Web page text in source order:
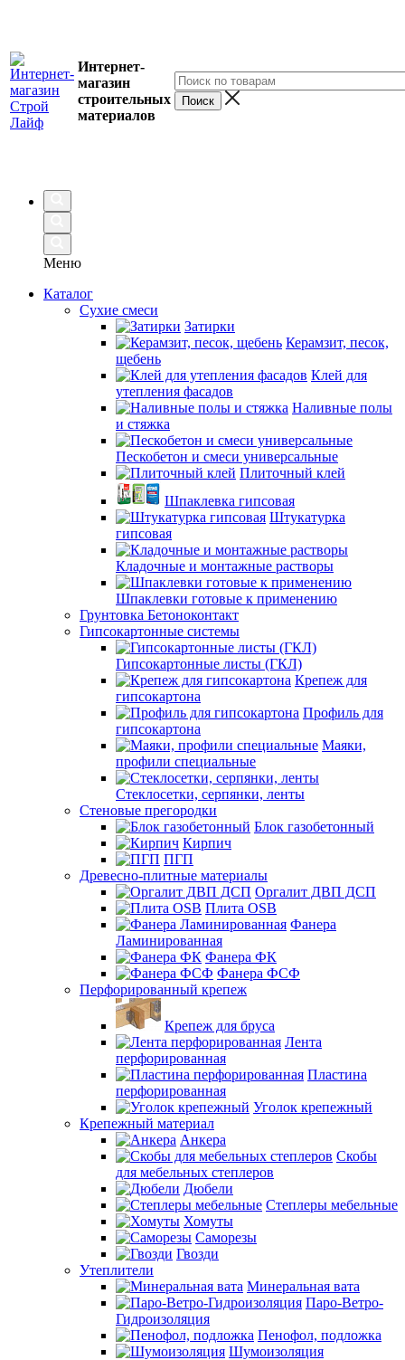
Интернет-
магазин
строительных
материалов
Меню
Каталог
Сухие смеси
Затирки
Керамзит, песок,
щебень
Клей для
утепления фасадов
Наливные полы
и стяжка
Пескобетон и смеси универсальные
Плиточный клей
Шпаклевка гипсовая
Штукатурка
гипсовая
Кладочные и монтажные растворы
Шпаклевки готовые к применению
Грунтовка Бетоноконтакт
Гипсокартонные системы
Гипсокартонные листы (ГКЛ)
Крепеж для
гипсокартона
Профиль для
гипсокартона
Маяки,
профили специальные
Стеклосетки, серпянки, ленты
Стеновые прегородки
Блок газобетонный
Кирпич
ПГП
Древесно-плитные материалы
Оргалит ДВП ДСП
Плита OSB
Фанера
Ламинированная
Фанера ФК
Фанера ФСФ
Перфорированный крепеж
Крепеж для бруса
Лента
перфорированная
Пластина
перфорированная
Уголок крепежный
Крепежный материал
Анкера
Скобы
для мебельных степлеров
Дюбели
Степлеры мебельные
Хомуты
Саморезы
Гвозди
Утеплители
Минеральная вата
Паро-Ветро-
Гидроизоляция
Пенофол, подложка
Шумоизоляция